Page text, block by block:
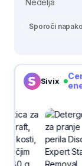
Sporoči napako
Sivix